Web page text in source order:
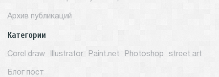
Архив публикаций
Категории
Corel draw Illustrator Paint.net Photoshop street art
Блог пост